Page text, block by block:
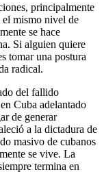
principalmente
el mismo nivel de
se hace
Si alguien quiere
tomar una postura
radical.
del fallido
Cuba adelantado
de generar
a la dictadura de
masivo de cubanos
se vive. La
termina en